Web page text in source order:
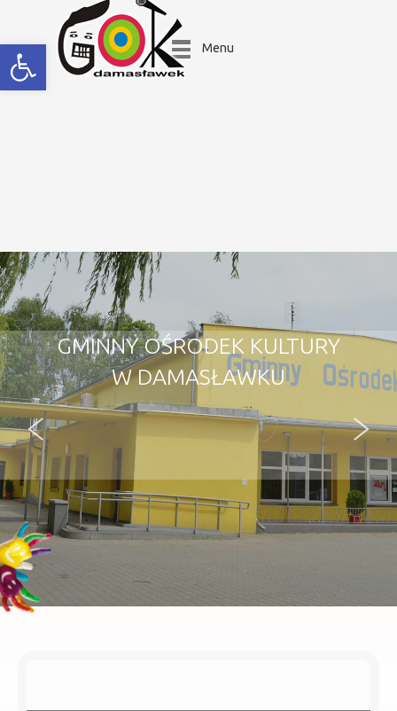
Open toolbar Menu
GMINNY OŚRODEK KULTURY
W DAMASŁAWKU